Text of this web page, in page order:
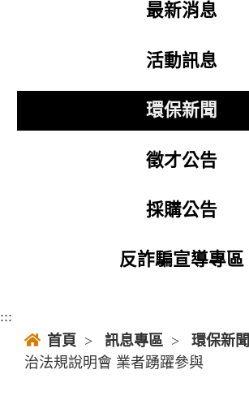
最新消息
活動訊息
環保新聞
徵才公告
採購公告
反詐騙宣導專區
:::
首頁 > 訊息專區 > 環保新聞
治法規說明會 業者踴躍參與